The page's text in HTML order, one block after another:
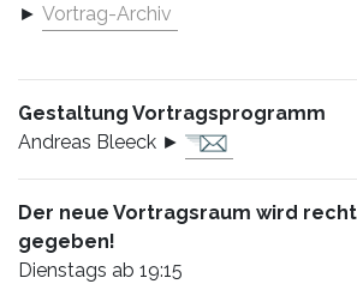
► Vortrag-Archiv
Gestaltung Vortragsprogramm
Andreas Bleeck ►
Der neue Vortragsraum wird
gegeben!
Dienstags ab 19:15